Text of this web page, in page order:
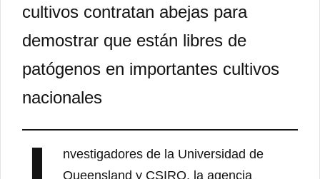
cultivos contratan abejas para
demostrar que están libres de
patógenos en importantes cultivos
nacionales
nvestigadores de la Universidad de
Queensland y CSIRO, la agencia